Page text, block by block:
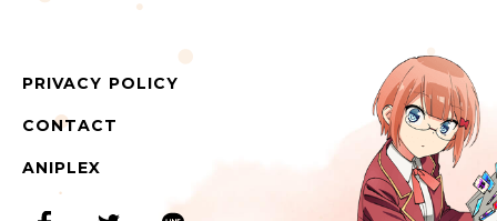
PRIVACY POLICY
CONTACT
ANIPLEX